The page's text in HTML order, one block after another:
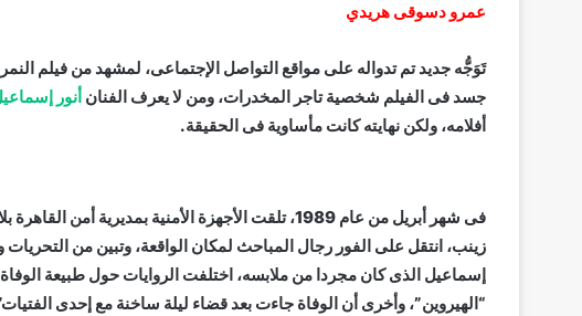
عمرو دسوقى هريدي
تَوَجُّه جديد تم تدواله على مواقع التواصل الإجتماعى، لمشهد من فيلم
جسد فى الفيلم شخصية تاجر المخدرات، ومن لا يعرف الفنان أنور
أفلامه، ولكن نهايته كانت مأساوية فى الحقيقة.
فى شهر أبريل من عام 1989، تلقت الأجهزة الأمنية
زينب، انتقل على الفور رجال المباحث لمكان الواقعة، وتبين من التحريات
إسماعيل الذى كان مجردا من ملابسه، اختلفت الروايات حول طبيعة
“الهيروين”، وأخرى أن الوفاة جاءت بعد قضاء ليلة ساخنة مع إحدى